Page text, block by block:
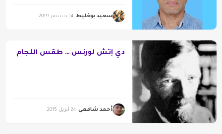
سعيد بوخليط 14 ديسمبر 2019
دي إتش لورنس … طقس اللجام
أحمد شافعي 24 أبريل 2015